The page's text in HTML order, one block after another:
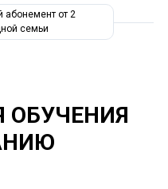
абонемент от 2
семьи
ОБУЧЕНИЯ